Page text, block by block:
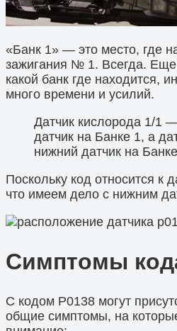
«Банк 1» — это место, где
зажигания № 1. Всегда. Еще
какой банк где находится,
много времени и усилий.
Датчик кислорода 1/1
датчик на Банке 1, а
нижний датчик на
Поскольку код относится к
что имеем дело с нижним
Симптомы
С кодом P0138 могут
общие симптомы, на